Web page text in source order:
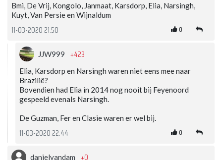
Bmi, De Vrij, Kongolo, Janmaat, Karsdorp, Elia, Narsingh,
Kuyt, Van Persie en Wijnaldum
11-03-2020 21:50 0
JJW999 +423
Elia, Karsdorp en Narsingh waren niet eens mee naar
Brazilië?
Bovendien had Elia in 2014 nog nooit bij Feyenoord
gespeeld evenals Narsingh.
De Guzman, Fer en Clasie waren er wel bij.
11-03-2020 22:44 0
danielvandam +0